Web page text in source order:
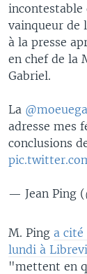
incontestable
vainqueur
à la presse
en chef de la
Gabriel.
La
adresse mes
conclusions
— Jean Ping
M. Ping a cité
lundi à
"mettent en